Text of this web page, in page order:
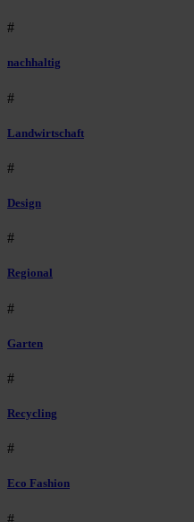
#
nachhaltig
#
Landwirtschaft
#
Design
#
Regional
#
Garten
#
Recycling
#
Eco Fashion
#